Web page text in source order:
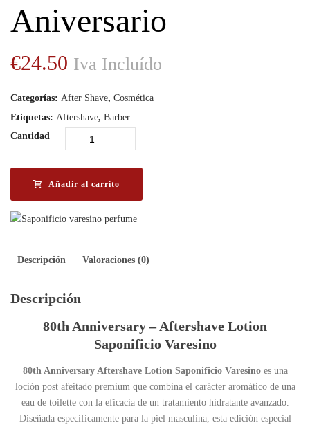
Aniversario
€24.50 Iva Incluído
Categorías: After Shave, Cosmética
Etiquetas: Aftershave, Barber
Cantidad
Añadir al carrito
Descripción Valoraciones (0)
Descripción
80th Anniversary – Aftershave Lotion
Saponificio Varesino
80th Anniversary Aftershave Lotion Saponificio Varesinoes una
loción post afeitado premium que combina el carácter aromático de una
eau de toilette con la eficacia de un tratamiento hidratante avanzado.
Diseñada específicamente para la piel masculina, esta edición especial